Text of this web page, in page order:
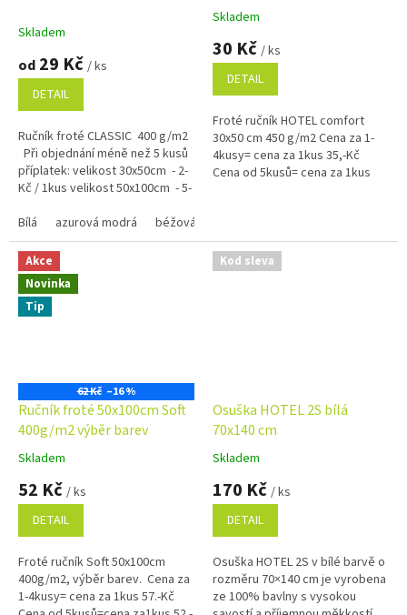
Skladem
od 29 Kč / ks
DETAIL
Ručník froté CLASSIC 400 g/m2
Při objednání méně než 5 kusů
příplatek: velikost 30x50cm - 2-
Kč / 1kus velikost 50x100cm - 5-
Bílá
azurová modrá béžová
Průměrné
hodnocení
produktu
4,9
5
hvězdiček.
Skladem
30 Kč / ks
DETAIL
Froté ručník HOTEL comfort
30x50 cm 450 g/m2 Cena za 1-
4kusy= cena za 1kus 35,-Kč
Cena od 5kusů= cena za 1kus
Akce
Novinka
Tip
62 Kč –16 %
Ručník froté 50x100cm Soft
400g/m2 výběr barev
Průměrné
hodnocení
produktu
4,9
5
hvězdiček.
Skladem
52 Kč / ks
DETAIL
Froté ručník Soft 50x100cm
400g/m2, výběr barev. Cena za
1-4kusy= cena za 1kus 57.-Kč
Kod sleva
Osuška HOTEL 2S bílá
70x140 cm
Průměrné
hodnocení
produktu
5,0
5
hvězdiček.
Skladem
170 Kč / ks
DETAIL
Osuška HOTEL 2S v bílé barvě o
rozměru 70×140 cm je vyrobena
ze 100% bavlny s vysokou